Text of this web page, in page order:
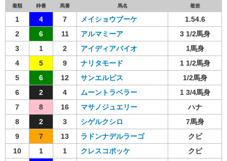
着順 枠番 馬番 馬名 着差
1 4 7 メイショウブーケ
1.54.6
2
6 11 アルマミーア
3 1/2馬身
3
1 2 アイディアバイオ
1馬身
4
5 9 ナリタモード
1 1/2馬身
5
6 12 サンエルピス
1/2馬身
6
2 4 ムーントラベラー
1 3/4馬身
7
8 16 マサノジュエリー
ハナ
8
2 3 シゲルクシロ
7馬身
9
7 13 ラドンナデルラーゴ
クビ
10
1 1 クレスコポッケ
クビ